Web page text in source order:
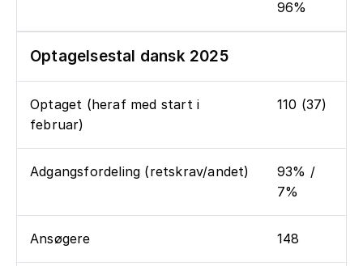
96%
Optagelsestal dansk 2025
Optaget (heraf med start i
februar)
110 (37)
Adgangsfordeling (retskrav/andet)
93% /
7%
Ansøgere 148